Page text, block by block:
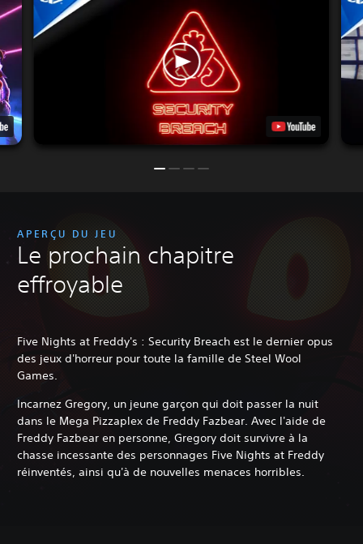
APERÇU DU JEU
Le prochain chapitre
effroyable
Five Nights at Freddy's : Security Breach est le dernier opus
des jeux d'horreur pour toute la famille de Steel Wool
Games.
Incarnez Gregory, un jeune garçon qui doit passer la nuit
dans le Mega Pizzaplex de Freddy Fazbear. Avec l'aide de
Freddy Fazbear en personne, Gregory doit survivre à la
chasse incessante des personnages Five Nights at Freddy
réinventés, ainsi qu'à de nouvelles menaces horribles.